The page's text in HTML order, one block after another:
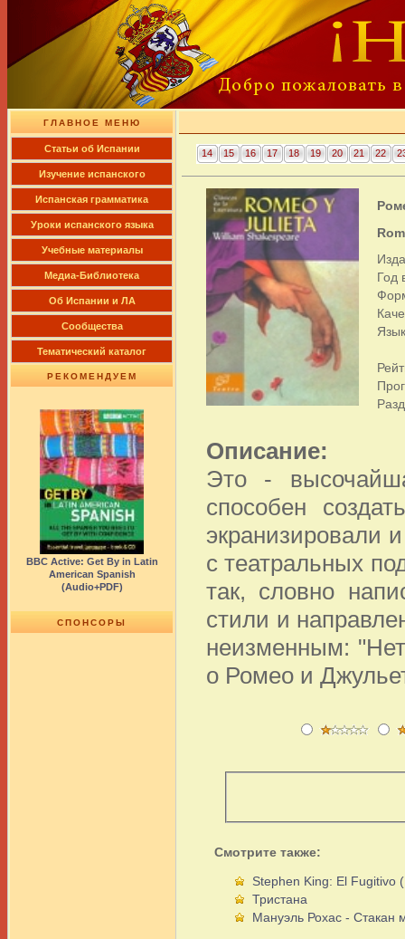
ГЛАВНОЕ МЕНЮ
Cтатьи об Испании
Изучение испанского
Испанская грамматика
Уроки испанского языка
Учебные материалы
Медиа-Библиотека
Об Испании и ЛА
Сообщества
Тематический каталог
РЕКОМЕНДУЕМ
BBC Active: Get By in Latin
American Spanish
(Audio+PDF)
СПОНСОРЫ
14 15 16 17 18 19 20 21 22
Год
Описание:
Это -
способен
экранизировали
с театральных
так, словно
стили и
неизменным:
о Ромео и
Смотрите также:
Stephen King: El Fugitivo
Тристана
Мануэль Рохас - Стакан